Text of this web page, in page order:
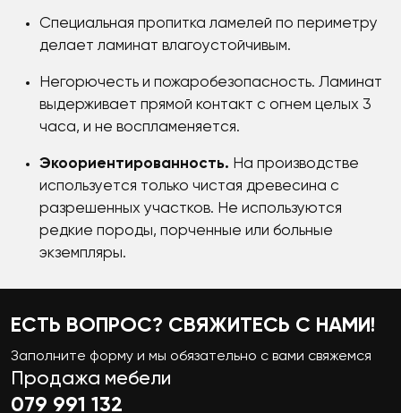
Специальная пропитка ламелей по периметру
делает ламинат влагоустойчивым.
Негорючесть и пожаробезопасность. Ламинат
выдерживает прямой контакт с огнем целых 3
часа, и не воспламеняется.
Экоориентированность. На производстве
используется только чистая древесина с
разрешенных участков. Не используются
редкие породы, порченные или больные
экземпляры.
ЕСТЬ ВОПРОС? СВЯЖИТЕСЬ С НАМИ!
Заполните форму и мы обязательно с вами свяжемся
Продажа мебели
079 991 132